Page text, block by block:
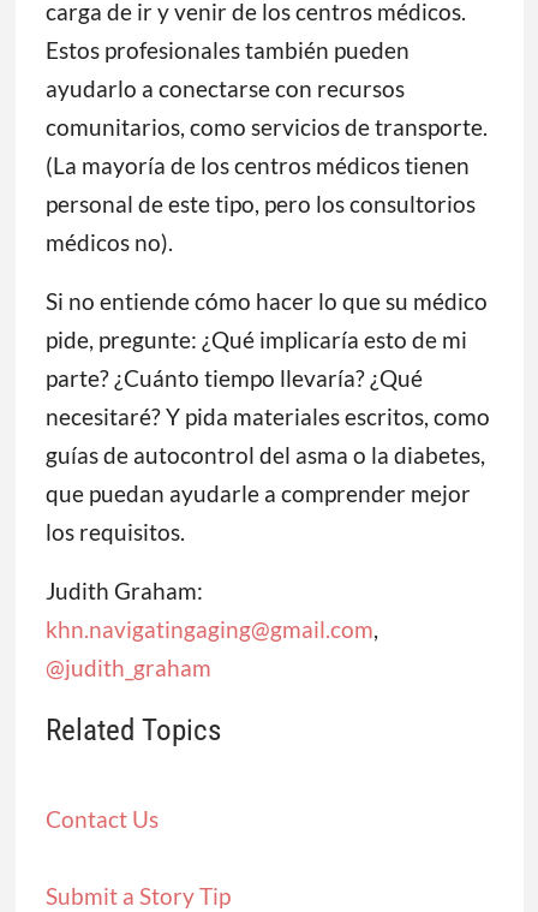
carga de ir y venir de los centros médicos.
Estos profesionales también pueden
ayudarlo a conectarse con recursos
comunitarios, como servicios de transporte.
(La mayoría de los centros médicos tienen
personal de este tipo, pero los consultorios
médicos no).
Si no entiende cómo hacer lo que su médico
pide, pregunte: ¿Qué implicaría esto de mi
parte? ¿Cuánto tiempo llevaría? ¿Qué
necesitaré? Y pida materiales escritos, como
guías de autocontrol del asma o la diabetes,
que puedan ayudarle a comprender mejor
los requisitos.
Judith Graham:
khn.navigatingaging@gmail.com,
@judith_graham
Related Topics
Contact Us
Submit a Story Tip